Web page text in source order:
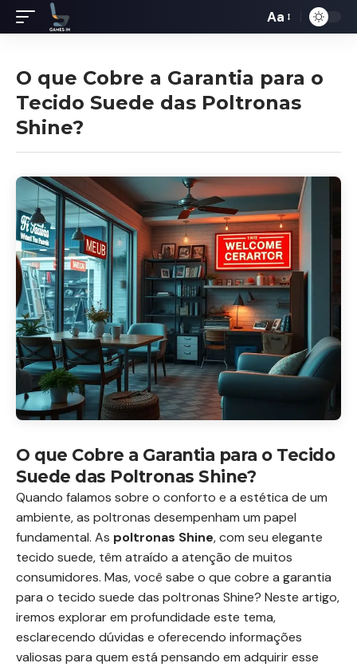
fontes
Aa
O que Cobre a Garantia para o
Tecido Suede das Poltronas
Shine?
O que Cobre a Garantia para o Tecido
Suede das Poltronas Shine?
Quando falamos sobre o conforto e a estética de um
ambiente, as poltronas desempenham um papel
fundamental. As poltronas Shine, com seu elegante
tecido suede, têm atraído a atenção de muitos
consumidores. Mas, você sabe o que cobre a garantia
para o tecido suede das poltronas Shine? Neste artigo,
iremos explorar em profundidade este tema,
esclarecendo dúvidas e oferecendo informações
valiosas para quem está pensando em adquirir esse